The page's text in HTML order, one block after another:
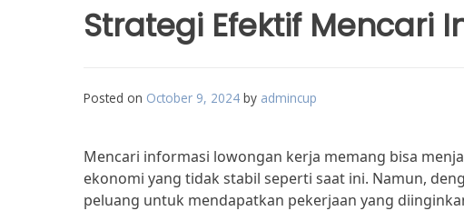
Strategi Efektif Mencari
Posted on October 9, 2024 by admincup
Mencari informasi lowongan kerja memang bisa
ekonomi yang tidak stabil seperti saat ini. Namun,
peluang untuk mendapatkan pekerjaan yang